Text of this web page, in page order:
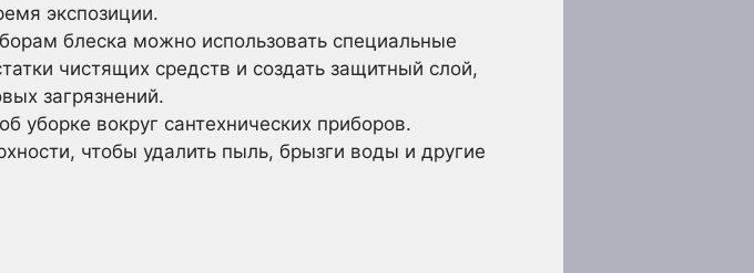
экспозиции.
блеска можно использовать специальные
чистящих средств и создать защитный слой,
загрязнений.
уборке вокруг сантехнических приборов.
чтобы удалить пыль, брызги воды и другие